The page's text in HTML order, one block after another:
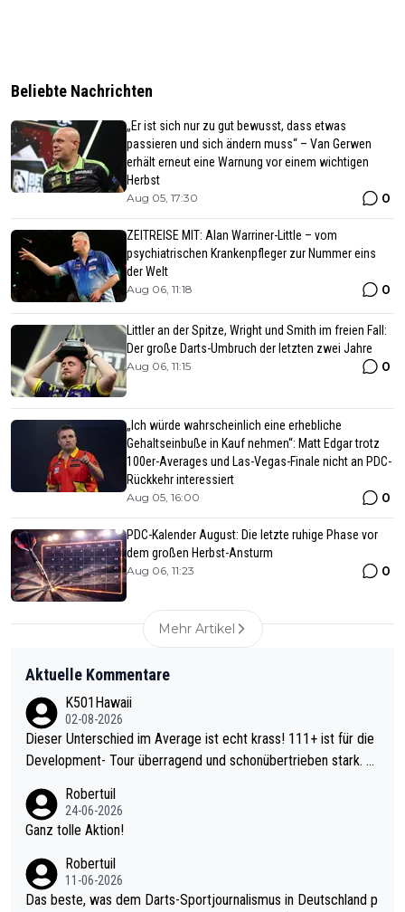
Beliebte Nachrichten
„Er ist sich nur zu gut bewusst, dass etwas
passieren und sich ändern muss“ – Van Gerwen
erhält erneut eine Warnung vor einem wichtigen
Herbst
Aug 05, 17:30 0
ZEITREISE MIT: Alan Warriner-Little – vom
psychiatrischen Krankenpfleger zur Nummer eins
der Welt
Aug 06, 11:18 0
Littler an der Spitze, Wright und Smith im freien Fall:
Der große Darts-Umbruch der letzten zwei Jahre
Aug 06, 11:15 0
„Ich würde wahrscheinlich eine erhebliche
Gehaltseinbuße in Kauf nehmen“: Matt Edgar trotz
100er-Averages und Las-Vegas-Finale nicht an PDC-
Rückkehr interessiert
Aug 05, 16:00 0
PDC-Kalender August: Die letzte ruhige Phase vor
dem großen Herbst-Ansturm
Aug 06, 11:23 0
Mehr Artikel
Aktuelle Kommentare
K501Hawaii
02-08-2026
Dieser Unterschied im Average ist echt krass! 111+ ist für die
Development- Tour überragend und schonübertrieben stark. U
mal 40+ erst recht. Da gewinnst keinen Blumentopf - ist ja noc
h krasser wie ein Pokalspiel eines Kreisligisten vs einem Bund
Robertuil
24-06-2026
Ganz tolle Aktion!
Robertuil
11-06-2026
Das beste, was dem Darts-Sportjournalismus in Deutschland p